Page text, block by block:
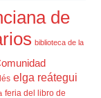
de
biblioteca de la
elga reátegui
feria del libro de